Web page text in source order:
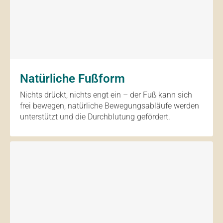
Natürliche Fußform
Nichts drückt, nichts engt ein – der Fuß kann sich
frei bewegen, natürliche Bewegungsabläufe werden
unterstützt und die Durchblutung gefördert.